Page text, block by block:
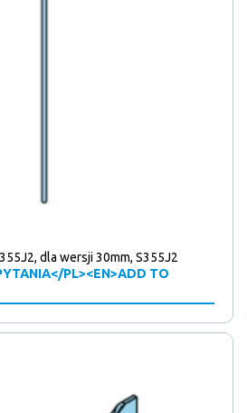
dla wersji 30mm, S355J2
PL><EN>ADD TO